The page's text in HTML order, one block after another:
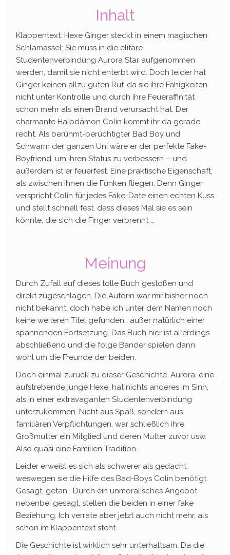
Inhalt
Klappentext: Hexe Ginger steckt in einem magischen
Schlamassel: Sie muss in die elitäre
Studentenverbindung Aurora Star aufgenommen
werden, damit sie nicht enterbt wird. Doch leider hat
Ginger keinen allzu guten Ruf, da sie ihre Fähigkeiten
nicht unter Kontrolle und durch ihre Feueraffinität
schon mehr als einen Brand verursacht hat. Der
charmante Halbdämon Colin kommt ihr da gerade
recht. Als berühmt-berüchtigter Bad Boy und
Schwarm der ganzen Uni wäre er der perfekte Fake-
Boyfriend, um ihren Status zu verbessern – und
außerdem ist er feuerfest. Eine praktische Eigenschaft,
als zwischen ihnen die Funken fliegen. Denn Ginger
verspricht Colin für jedes Fake-Date einen echten Kuss
und stellt schnell fest, dass dieses Mal sie es sein
könnte, die sich die Finger verbrennt …
Meinung
Durch Zufall auf dieses tolle Buch gestoßen und
direkt zugeschlagen. Die Autorin war mir bisher noch
nicht bekannt, doch habe ich unter dem Namen noch
keine weiteren Titel gefunden… außer natürlich einer
spannenden Fortsetzung. Das Buch hier ist allerdings
abschließend und die folge Bänder spielen dann
wohl um die Freunde der beiden.
Doch einmal zurück zu dieser Geschichte. Aurora, eine
aufstrebende junge Hexe, hat nichts anderes im Sinn,
als in einer extravaganten Studentenverbindung
unterzukommen. Nicht aus Spaß, sondern aus
familiären Verpflichtungen, war schließlich ihre
Großmutter ein Mitglied und deren Mutter zuvor usw.
Also quasi eine Familien Tradition.
Leider erweist es sich als schwerer als gedacht,
weswegen sie die Hilfe des Bad-Boys Colin benötigt.
Gesagt, getan… Durch ein unmoralisches Angebot
nebenbei gesagt, stellen die beiden in einer fake
Beziehung. Ich verrate aber jetzt auch nicht mehr, als
schon im Klappentext steht.
Die Geschichte ist wirklich sehr unterhaltsam. Da die